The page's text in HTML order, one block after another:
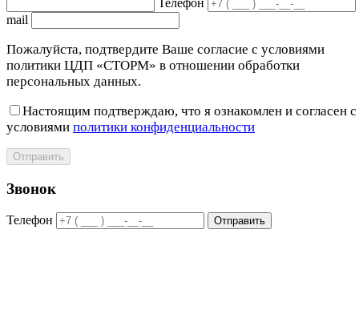
Телефон
mail
Пожалуйста, подтвердите Ваше согласие с условиями
политики ЦДП «СТОРМ» в отношении обработки
персональных данных.
Настоящим подтверждаю, что я ознакомлен и согласен с
условиями политики конфиденциальности
Отправить
Звонок
Телефон Отправить